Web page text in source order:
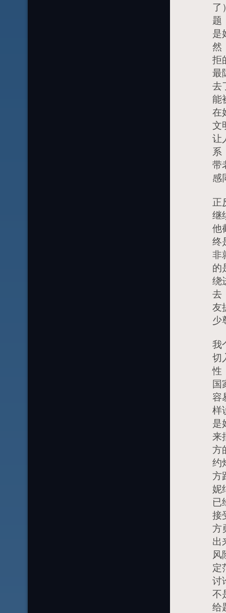
了
题
是
然
拒
最
去
能
在
文
让
系
带
感
正
继
他
终
非
的
绕
去
友
少
我
切
性
国
容
样
是
来
方
约
方
妮
已
接
方
出
风
定
讨
不
给